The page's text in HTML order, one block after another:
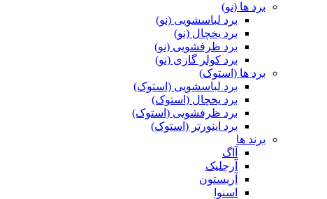
برد ها (نو)
برد لباسشویی (نو)
برد یخچال (نو)
برد ظرفشویی (نو)
برد کولر گازی (نو)
برد ها (استوک)
برد لباسشویی (استوک)
برد یخچال (استوک)
برد ظرفشویی (استوک)
برد اینورتر (استوک)
برند ها
آاگ
آرچلیک
آریستون
اسنوا